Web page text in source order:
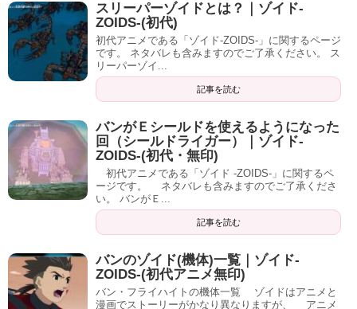
スリーパーゾイドとは？｜ゾイド-
ZOIDS-(初代)
初代アニメである「ゾイド-ZOIDS-」に関するページ
です。 ネタバレも含みますのでご了承ください。 ス
リーパーゾイ...
記事を読む
バンがＥシールドを使えるようになった
回（シールドライガー）｜ゾイド-
ZOIDS-(初代・無印)
初代アニメである「ゾイド -ZOIDS-」に関するペ
ージです。 ネタバレも含みますのでご了承くださ
い。 バンがＥ...
記事を読む
バンのゾイド(機体)一覧｜ゾイド-
ZOIDS-(初代アニメ無印)
バン・フライハイトの機体一覧 ゾイドはアニメと
漫画でストーリーがかなり異なりますが、 アニメ